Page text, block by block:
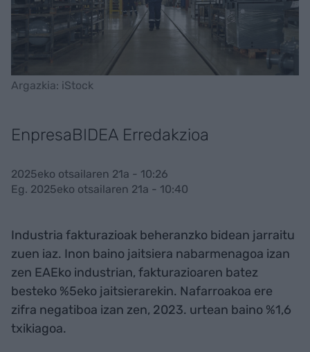
Argazkia: iStock
EnpresaBIDEA Erredakzioa
2025eko otsailaren 21a - 10:26
Eg. 2025eko otsailaren 21a - 10:40
Industria fakturazioak beheranzko bidean jarraitu
zuen iaz. Inon baino jaitsiera nabarmenagoa izan
zen EAEko industrian, fakturazioaren batez
besteko %5eko jaitsierarekin. Nafarroakoa ere
zifra negatiboa izan zen, 2023. urtean baino %1,6
txikiagoa.